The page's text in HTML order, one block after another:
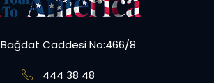
Bağdat Caddesi No:466/8
444 38 48